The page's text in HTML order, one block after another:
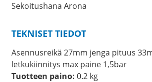
Sekoitushana Arona
TEKNISET TIEDOT
Asennusreikä 27mm jenga pituus
letkukiinnitys max paine 1,5bar
Tuotteen paino: 0.2 kg